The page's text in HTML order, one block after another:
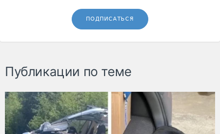
ПОДПИСАТЬСЯ
Публикации по теме